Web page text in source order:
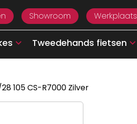
Showroom Werkplaats
Tweedehands fietsen
28 105 CS-R7000 Zilver